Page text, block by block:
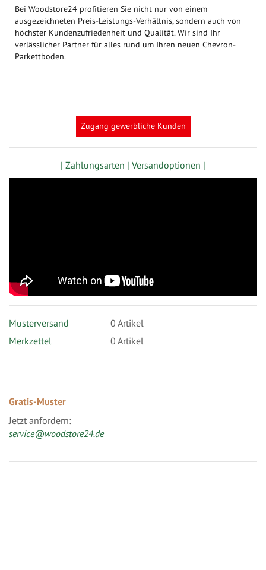
Bei Woodstore24 profitieren Sie nicht nur von einem
ausgezeichneten Preis-Leistungs-Verhältnis, sondern auch von
höchster Kundenzufriedenheit und Qualität. Wir sind Ihr
verlässlicher Partner für alles rund um Ihren neuen Chevron-
Parkettboden.
Zugang gewerbliche Kunden
| Zahlungsarten | Versandoptionen |
Musterversand 0 Artikel
Merkzettel
0 Artikel
Gratis-Muster
Jetzt anfordern:
service@woodstore24.de